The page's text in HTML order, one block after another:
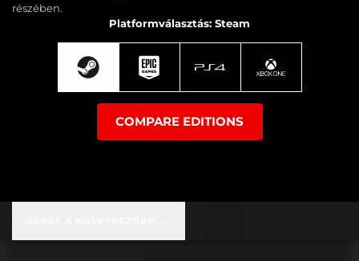
részében.
Platformválasztás: Steam
COMPARE EDITIONS